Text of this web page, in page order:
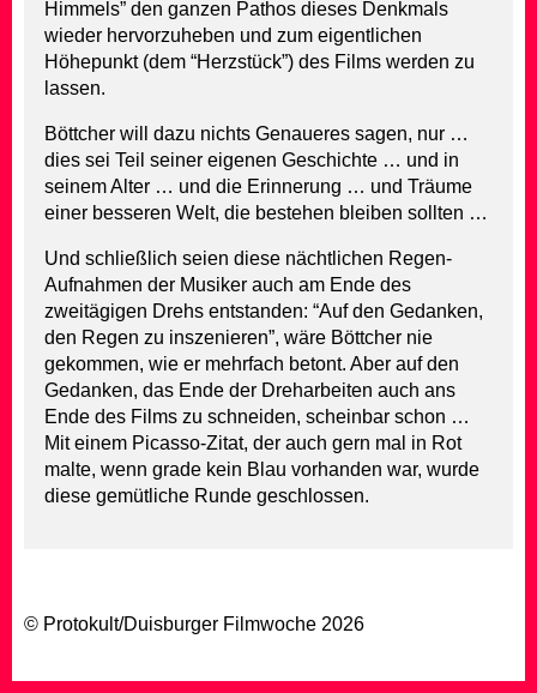
Himmels” den ganzen Pathos dieses Denkmals
wieder hervorzuheben und zum eigentlichen
Höhepunkt (dem “Herzstück”) des Films werden zu
lassen.
Böttcher will dazu nichts Genaueres sagen, nur …
dies sei Teil seiner eigenen Geschichte … und in
seinem Alter … und die Erinnerung … und Träume
einer besseren Welt, die bestehen bleiben sollten …
Und schließlich seien diese nächtlichen Regen-
Aufnahmen der Musiker auch am Ende des
zweitägigen Drehs entstanden: “Auf den Gedanken,
den Regen zu inszenieren”, wäre Böttcher nie
gekommen, wie er mehrfach betont. Aber auf den
Gedanken, das Ende der Dreharbeiten auch ans
Ende des Films zu schneiden, scheinbar schon …
Mit einem Picasso-Zitat, der auch gern mal in Rot
malte, wenn grade kein Blau vorhanden war, wurde
diese gemütliche Runde geschlossen.
© Protokult/Duisburger Filmwoche 2026